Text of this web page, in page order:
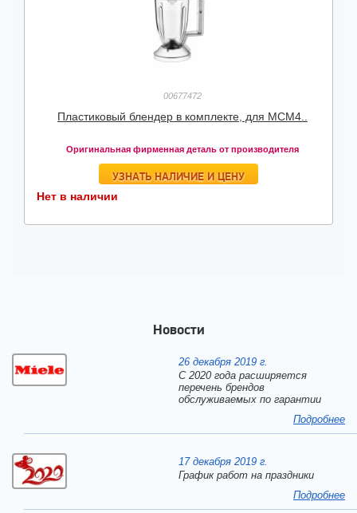
00677472
Пластиковый блендер в комплекте, для MCM4..
Оригинальная фирменная деталь от производителя
УЗНАТЬ НАЛИЧИЕ И ЦЕНУ
Нет в наличии
Новости
26 декабря 2019 г.
С 2020 года расширяется
перечень брендов
обслуживаемых по гарантии
Подробнее
17 декабря 2019 г.
График работ на праздники
Подробнее